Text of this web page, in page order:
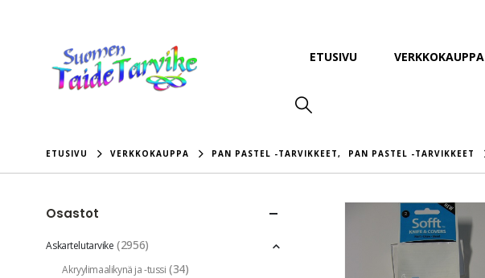
ETUSIVU VERKKOKAUPPA
ETUSIVU VERKKOKAUPPA PAN PASTEL -TARVIKKEET, PAN PASTEL -TARVIKKEET
Osastot
Askartelutarvike (2956)
Akryylimaalikynä ja -tussi (34)